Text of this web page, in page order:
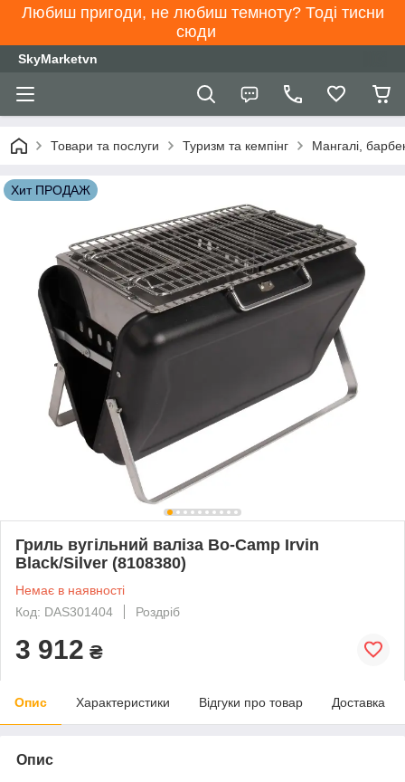
Любиш пригоди, не любиш темноту? Тоді тисни
сюди
SkyMarketvn
Товари та послуги Туризм та кемпінг Мангалі,
Хит ПРОДАЖ
Гриль вугільний валіза Bo-Camp Irvin
Black/Silver (8108380)
Немає в наявності
Код: DAS301404
Роздріб
3 912 ₴
Опис Характеристики Відгуки про товар Доставка
Опис